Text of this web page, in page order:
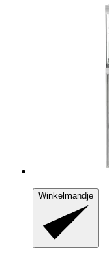
Winkelmandje